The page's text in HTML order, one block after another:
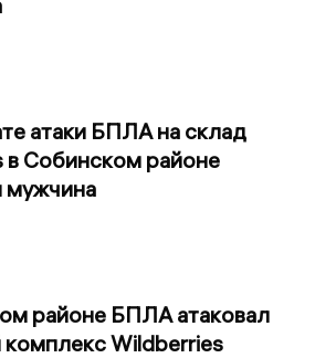
атаки БПЛА на склад
в Собинском районе
мужчина
районе БПЛА атаковал
комплекс Wildberries